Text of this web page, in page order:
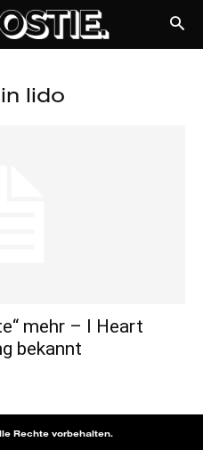
lido
mehr – I Heart
bekannt
Rechte vorbehalten.